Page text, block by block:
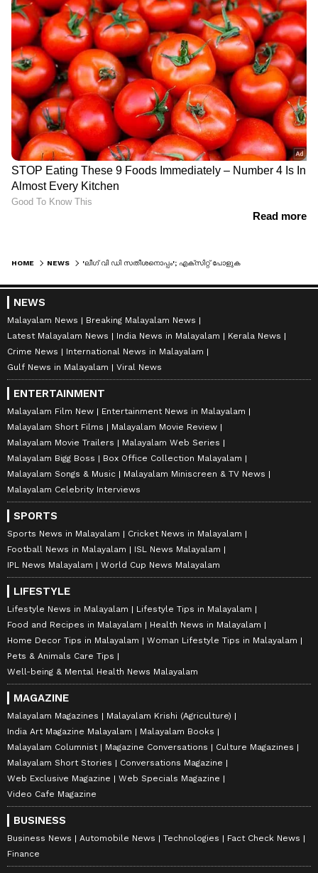
HOME NEWS
NEWS
Malayalam News
Breaking Malayalam News
Latest Malayalam News
India News in Malayalam
Kerala News
Crime News
International News in Malayalam
Gulf News in Malayalam
Viral News
ENTERTAINMENT
Malayalam Film New
Entertainment News in Malayalam
Malayalam Short Films
Malayalam Movie Review
Malayalam Movie Trailers
Malayalam Web Series
Malayalam Bigg Boss
Box Office Collection Malayalam
Malayalam Songs & Music
Malayalam Miniscreen & TV News
Malayalam Celebrity Interviews
SPORTS
Sports News in Malayalam
Cricket News in Malayalam
Football News in Malayalam
ISL News Malayalam
IPL News Malayalam
World Cup News Malayalam
LIFESTYLE
Lifestyle News in Malayalam
Lifestyle Tips in Malayalam
Food and Recipes in Malayalam
Health News in Malayalam
Home Decor Tips in Malayalam
Woman Lifestyle Tips in Malayalam
Pets & Animals Care Tips
Well-being & Mental Health News Malayalam
MAGAZINE
Malayalam Magazines
Malayalam Krishi (Agriculture)
India Art Magazine Malayalam
Malayalam Books
Malayalam Columnist
Magazine Conversations
Culture Magazines
Malayalam Short Stories
Conversations Magazine
Web Exclusive Magazine
Web Specials Magazine
Video Cafe Magazine
BUSINESS
Business News Automobile News Technologies
Fact Check News
Finance